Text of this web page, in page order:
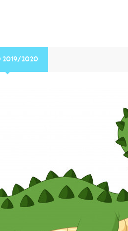
2019/2020